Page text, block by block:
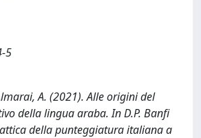
5
A. (2021). Alle origini del
della lingua araba. In D.P. Banfi
della punteggiatura italiana a